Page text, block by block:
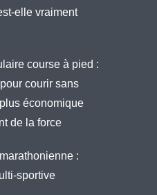
elle vraiment
course à pied :
courir sans
économique
de la force
:
sportive